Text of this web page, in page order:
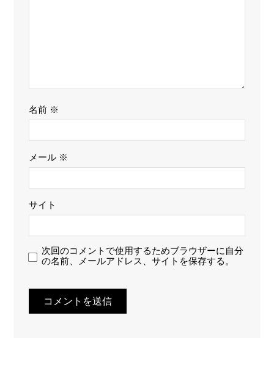
名前 ※
メール ※
サイト
次回のコメントで使用するためブラウザーに自分
の名前、メールアドレス、サイトを保存する。